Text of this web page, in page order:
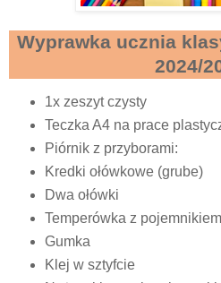
Wyprawka ucznia
2024/
1x zeszyt czysty
Teczka A4 na prace
Piórnik z przyborami:
Kredki ołówkowe (grube)
Dwa ołówki
Temperówka z pojemnikiem
Gumka
Klej w sztyfcie